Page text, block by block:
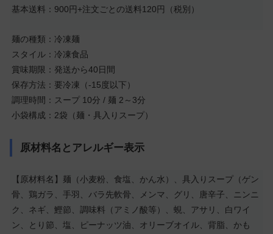
基本送料：900円+注文ごとの送料120円（税別）
麺の種類：冷凍麺
スタイル：冷凍食品
賞味期限：発送から40日間
保存方法：要冷凍（-15度以下）
調理時間：スープ 10分 / 麺 2～3分
小袋構成：2袋（麺・具入りスープ）
原材料名とアレルギー表示
【原材料名】麺（小麦粉、食塩、かん水）、具入りスープ（ゲン
骨、鶏ガラ、手羽、バラ先軟骨、メンマ、グリ、唐辛子、ニンニ
ク、ネギ、鰹節、調味料（アミノ酸等）、蜆、アサリ、白ワイ
ン、とり節、塩、ピーナッツ油、オリーブオイル、背脂、かも